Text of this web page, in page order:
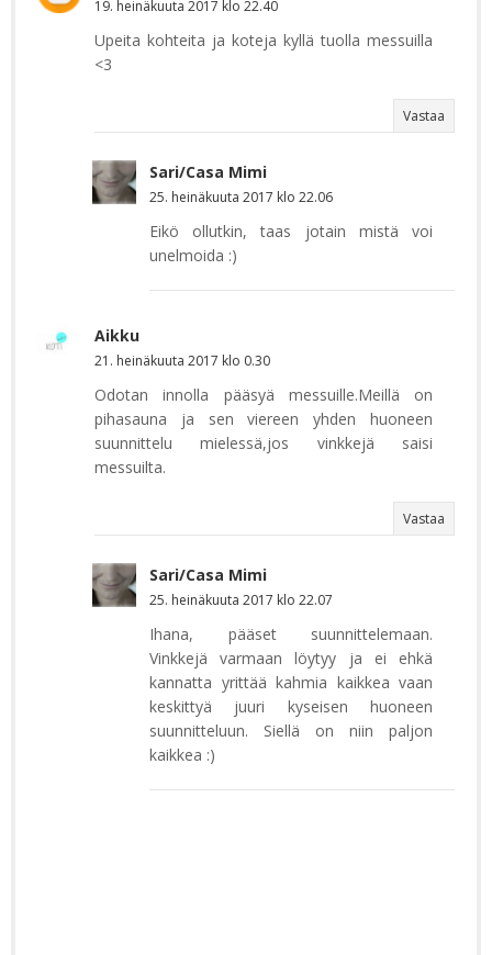
19. heinäkuuta 2017 klo 22.40
Upeita kohteita ja koteja kyllä tuolla messuilla
<3
Vastaa
Sari/Casa Mimi
25. heinäkuuta 2017 klo 22.06
Eikö ollutkin, taas jotain mistä voi
unelmoida :)
Aikku
21. heinäkuuta 2017 klo 0.30
Odotan innolla pääsyä messuille.Meillä on
pihasauna ja sen viereen yhden huoneen
suunnittelu mielessä,jos vinkkejä saisi
messuilta.
Vastaa
Sari/Casa Mimi
25. heinäkuuta 2017 klo 22.07
Ihana, pääset suunnittelemaan.
Vinkkejä varmaan löytyy ja ei ehkä
kannatta yrittää kahmia kaikkea vaan
keskittyä juuri kyseisen huoneen
suunnitteluun. Siellä on niin paljon
kaikkea :)